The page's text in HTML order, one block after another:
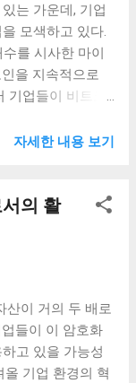
부 투자자들은 경
잦았습니다. 두
격 하...
성장 이상으로
신호를 보내고 있
높은 기대감을
와 같은 상황을
다. 그리폰의 주
져온 변화 최근 암
기존 기업들도 더
들은 자연스럽
라, 각 기업의 혁
등하는 경우는 그
있습니다. 이러
는 가운데, 기업
모색하고 있다.
를 시사한 마이
을 지속적으로
업들이 비트코
트코인은 최근 몇
자산으로서의 신
와 같은 투자자
여주고 있다. 비
히 기업들이 비
금융 자산과의
통해 기업들은
을 강화할 수 있
자세한 내용 보기
의 활
산이 거의 두 배로
들이 이 암호화
고 있을 가능성
기업 환경의 혁